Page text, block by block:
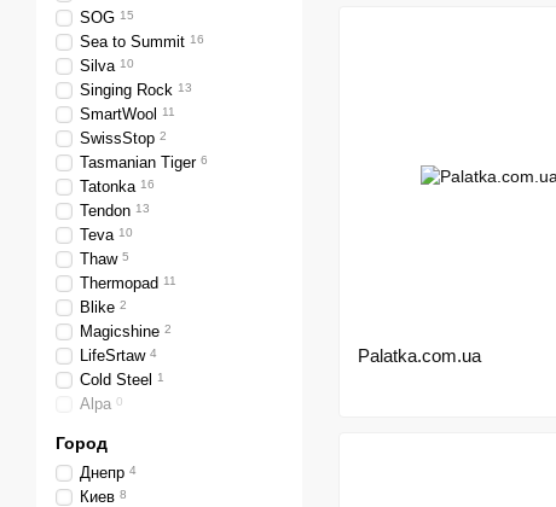
Palatka.com.ua
SOG 15
Sea to Summit 16
Silva 10
Singing Rock 13
SmartWool 11
SwissStop 2
Tasmanian Tiger 6
Tatonka 16
Tendon 13
Teva 10
Thaw 5
Thermopad 11
Blike 2
Magicshine 2
LifeSrtaw 4
Cold Steel 1
Alpa 0
Город
Днепр 4
Киев 8